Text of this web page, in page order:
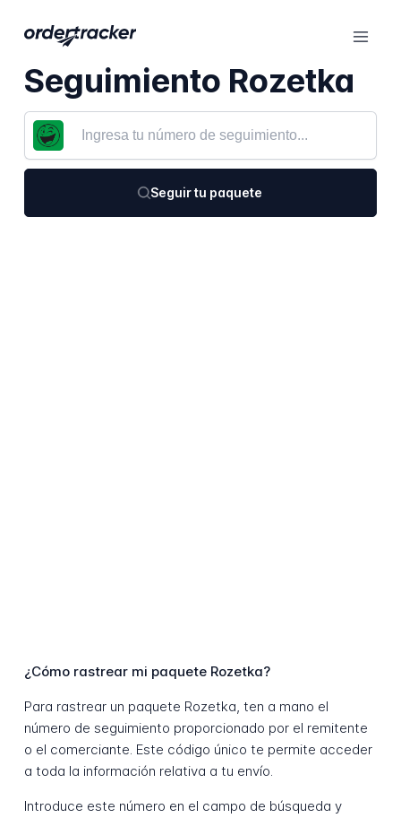
Seguimiento Rozetka
Seguir tu paquete
¿Cómo rastrear mi paquete Rozetka?
Para rastrear un paquete Rozetka, ten a mano el
número de seguimiento proporcionado por el remitente
o el comerciante. Este código único te permite acceder
a toda la información relativa a tu envío.
Introduce este número en el campo de búsqueda y